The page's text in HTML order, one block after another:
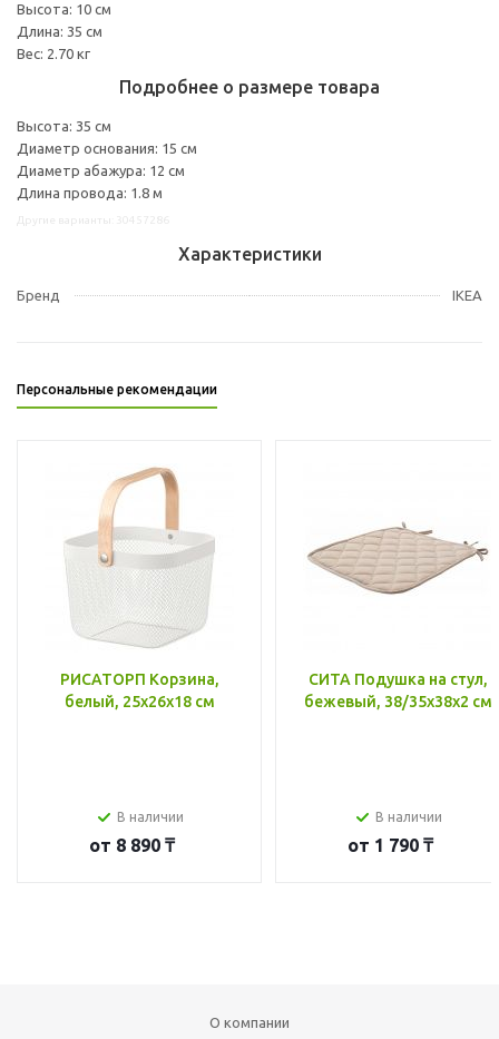
Высота: 10 см
Длина: 35 см
Вес: 2.70 кг
Подробнее о размере товара
Высота: 35 см
Диаметр основания: 15 см
Диаметр абажура: 12 см
Длина провода: 1.8 м
Характеристики
Бренд IKEA
Персональные рекомендации
РИСАТОРП Корзина,
белый, 25x26x18 см
В наличии
от 8 890 ₸
СИТА Подушка на стул,
бежевый, 38/35x38x2 см
В наличии
от 1 790 ₸
О компании